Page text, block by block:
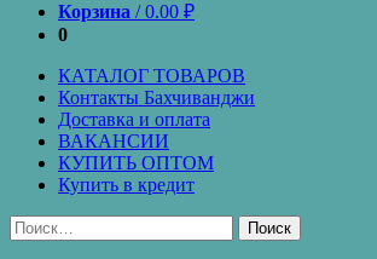
Корзина /0.00 ₽
0
КАТАЛОГ ТОВАРОВ
Контакты Бахчиванджи
Доставка и оплата
ВАКАНСИИ
КУПИТЬ ОПТОМ
Купить в кредит
Найти: